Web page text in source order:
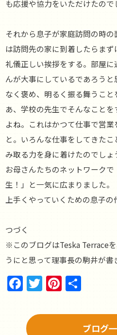
も応援や協力をいただけたので
それから息子が家庭訪問の時
は訪問先の家に到着したらま
礼儀正しい挨拶をする。部屋
んが大事にしているであろう
なく褒め、明るく振る舞うこ
あ、学校の先生でそんなこと
よね。これはかつて仕事で営
と。いろんな仕事をしてきた
み取る力を身に着けたのでしょ
お母さんたちのネットワーク
生！」と一気に広まりました
上手くやっていくための息子の
つづく
※このブログはTeska Terrace
うにと思って理事長の駒井が書
Facebook
TwitterPinterest
ブログ